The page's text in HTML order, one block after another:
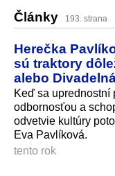
Články 193. strana
Herečka
sú traktory
alebo
Keď sa uprednostní
odbornosťou a
odvetvie kultúry
Eva Pavlíková.
tento rok